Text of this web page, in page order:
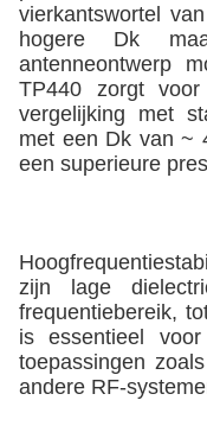
vierkantswortel
hogere Dk
antenneontwerp
TP440 zorgt
vergelijking met
met een Dk van ~
een superieure
zijn lage
frequentiebereik,
is essentieel
toepassingen
andere RF-